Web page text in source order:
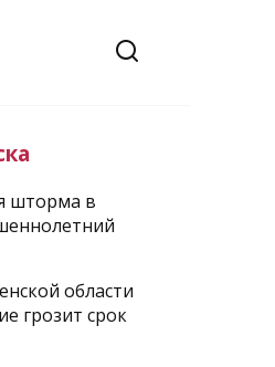
шторма в
области
грозит срок